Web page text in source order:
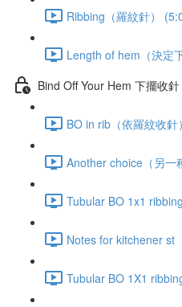
Ribbing（羅紋針）
Length of hem（決定
Bind Off Your Hem 下擺收針
BO in rib（依羅紋收針
Another choice（另一
Tubular BO 1x1
Notes for kitchener st
Tubular BO 1X1